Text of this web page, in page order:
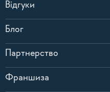
Відгуки
Блог
Партнерство
Франшиза